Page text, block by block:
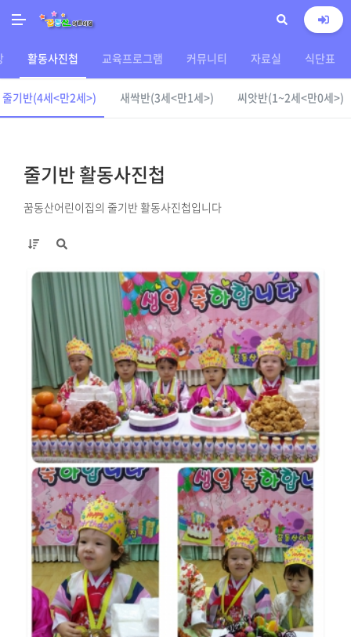
활동사진첩 교육프로그램 커뮤니티 자료실 식단표
줄기반(4세<만2세>) 새싹반(3세<만1세>) 씨앗반(1~2세<만0세>)
줄기반 활동사진첩
꿈동산어린이집의 줄기반 활동사진첩입니다